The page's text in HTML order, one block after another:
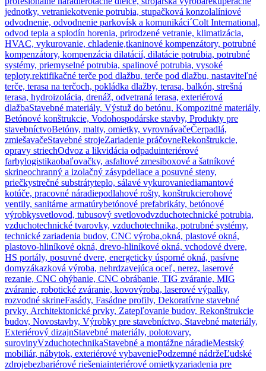
jednotky, vetraniekotvenie potrubia, stupačková konzolalíniové
odvodnenie, odvodnenie parkovísk a komunikáci´Colt International,
odvod tepla a splodín horenia, prirodzené vetranie, klimatizácia,
HVAC, vykurovanie, chladenie,tkaninové kompenzátory, potrubné
kompenzátory, kompenzácia dilatácií, dilatácie potrubia, potrubné
systémy, priemyselné potrubia, spalinové potrubia, vysoké
teploty,rektifikačné terče pod dlažbu, terče pod dlažbu, nastaviteľné
terče, terasa na terčoch, pokládka dlažby, terasa, balkón, strešná
terasa, hydroizolácia, drenáž, odvetraná terasa, exteriérová
dlažbaStavebné materiály, Výstuž do betónu, Kompozitné materiály,
Betónové konštrukcie, Vodohospodárske stavby, Produkty pre
stavebníctvoBetóny, malty, omietky, vyrovnávačeČerpadlá,
zmiešavačeStavebné strojeZariadenie práčovneRekonštrukcie,
opravy striechOdvoz a likvidácia odpaduinteriérové
farbylogistikaobaľovačky, asfaltové zmesiboxové a šatníkové
skrineochranný a izolačný zásypdeliace a posuvné steny,
priečkystrečné substrátyteplo, sálavé vykurovaniediamantové
kotúče, pracovné náradiepodlahové rošty, konštrukcierohové
ventily, sanitárne armatúrybetónové prefabrikáty, betónové
výrobkysvetlovod, tubusový svetlovodvzduchotechnické potrubia,
vzduchotechnické tvarovky, vzduchotechnika, potrubné systémy,
technické zariadenia budov, CNC výroba,okná, plastové okná,
plastovo-hliníkové okná, drevo-hliníkové okná, vchodové dvere,
HS portály, posuvné dvere, energeticky úsporné okná, pasívne
domyzákazková výroba, nehrdzavejúca oceľ, nerez, laserové
rezanie, CNC ohýbanie, CNC obrábanie, TIG zváranie, MIG
zváranie, robotické zváranie, kovovýroba, laserové výpalky,
rozvodné skrineFasády, Fasádne profily, Dekoratívne stavebné
prvky, Architektonické prvky, Zatepľovanie budov, Rekonštrukcie
budov, Novostavby, Výrobky pre stavebníctvo, Stavebné materiály,
Exteriérový dizajnStavebné materiály, polotovary,
surovinyVzduchotechnikaStavebné a montážne náradieMestský
mobiliár, nábytok, exteriérové vybaveniePodzemné nádržeĽudské
zdrojebezbariérové riešeniainteriérové omietkyzariadenia pre